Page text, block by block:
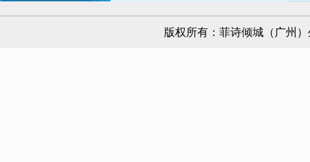
版权所有： 菲诗倾城（广州